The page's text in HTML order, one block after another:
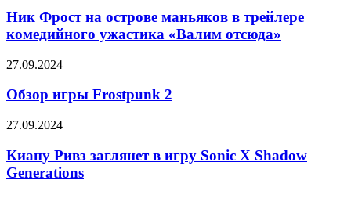
с
песней
из
—
трейлеры,
выхода
на
острове
маньяков
трейлере
ужастика
отсюда»
Ник Фрост на острове маньяков в трейлере
комедийного ужастика «Валим отсюда»
Обзор
Frostpunk
27.09.2024
Обзор игры Frostpunk 2
Киану
заглянет
в
игру
27.09.2024
Киану Ривз заглянет в игру Sonic X Shadow
Generations